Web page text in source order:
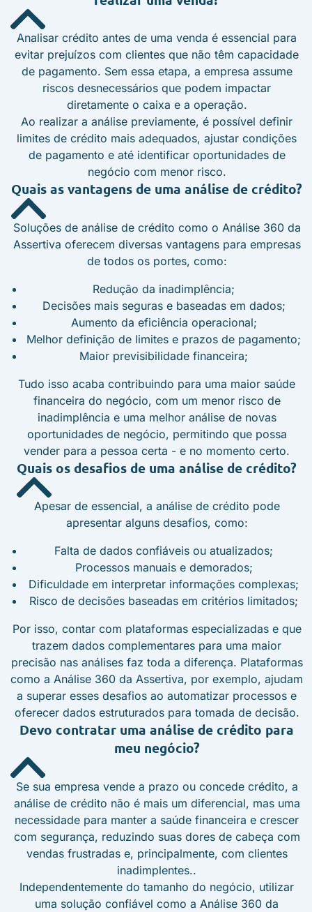
Analisar crédito antes de uma venda é essencial para
evitar prejuízos com clientes que não têm capacidade
de pagamento. Sem essa etapa, a empresa assume
riscos desnecessários que podem impactar
diretamente o caixa e a operação.
Ao realizar a análise previamente, é possível definir
limites de crédito mais adequados, ajustar condições
de pagamento e até identificar oportunidades de
negócio com menor risco.
Quais as vantagens de uma análise de crédito?
Soluções de análise de crédito como o Análise 360 da
Assertiva oferecem diversas vantagens para empresas
de todos os portes, como:
Redução da inadimplência;
Decisões mais seguras e baseadas em dados;
Aumento da eficiência operacional;
Melhor definição de limites e prazos de pagamento;
Maior previsibilidade financeira;
Tudo isso acaba contribuindo para uma maior saúde
financeira do negócio, com um menor risco de
inadimplência e uma melhor análise de novas
oportunidades de negócio, permitindo que possa
vender para a pessoa certa - e no momento certo.
Quais os desafios de uma análise de crédito?
Apesar de essencial, a análise de crédito pode
apresentar alguns desafios, como:
Falta de dados confiáveis ou atualizados;
Processos manuais e demorados;
Dificuldade em interpretar informações complexas;
Risco de decisões baseadas em critérios limitados;
Por isso, contar com plataformas especializadas e que
trazem dados complementares para uma maior
precisão nas análises faz toda a diferença. Plataformas
como a Análise 360 da Assertiva, por exemplo, ajudam
a superar esses desafios ao automatizar processos e
oferecer dados estruturados para tomada de decisão.
Devo contratar uma análise de crédito para
meu negócio?
Se sua empresa vende a prazo ou concede crédito, a
análise de crédito não é mais um diferencial, mas uma
necessidade para manter a saúde financeira e crescer
com segurança, reduzindo suas dores de cabeça com
vendas frustradas e, principalmente, com clientes
inadimplentes..
Independentemente do tamanho do negócio, utilizar
uma solução confiável como a Análise 360 da